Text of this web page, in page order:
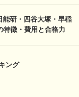
能研・四谷大塚・早稲
特徴・費用と合格力
ング